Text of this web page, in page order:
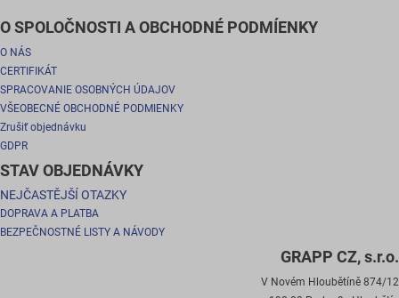
O SPOLOČNOSTI A OBCHODNÉ PODMÍENKY
O NÁS
CERTIFIKÁT
SPRACOVANIE OSOBNÝCH ÚDAJOV
VŠEOBECNÉ OBCHODNÉ PODMIENKY
Zrušiť objednávku
GDPR
STAV OBJEDNÁVKY
NEJČASTĚJŠÍ OTAZKY
DOPRAVA A PLATBA
BEZPEČNOSTNÉ LISTY A NÁVODY
GRAPP CZ, s.r.o.
V Novém Hloubětíně 874/12